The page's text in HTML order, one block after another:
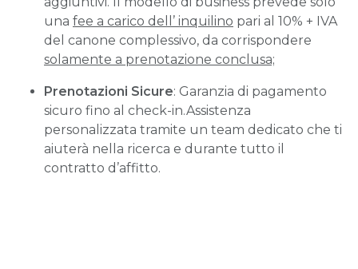
una fee a carico dell’ inquilino pari al 10% + IVA
del canone complessivo, da corrispondere
solamente a prenotazione conclusa;
Prenotazioni Sicure: Garanzia di pagamento
sicuro fino al check-in.Assistenza
personalizzata tramite un team dedicato che ti
aiuterà nella ricerca e durante tutto il
contratto d’affitto.